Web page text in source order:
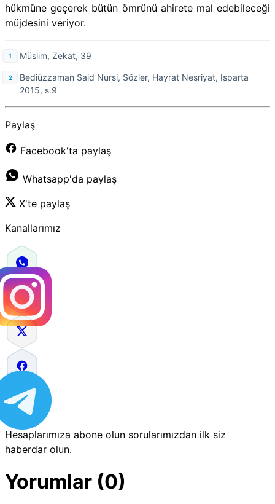
hükmüne geçerek bütün ömrünü ahirete mal edebileceği
müjdesini veriyor.
Müslim, Zekat, 39
Bediüzzaman Said Nursi, Sözler, Hayrat Neşriyat, Isparta
2015, s.9
Paylaş
Facebook'ta paylaş
Whatsapp'da paylaş
X'te paylaş
Kanallarımız
Hesaplarımıza abone olun sorularımızdan ilk siz
haberdar olun.
Yorumlar (0)